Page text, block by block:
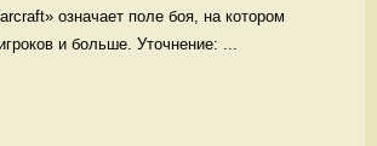
означает поле боя, на котором
и больше. Уточнение: ...